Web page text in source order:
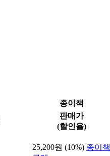
종이책
판매가
(할인율)
25,200원 (10%) 종이책